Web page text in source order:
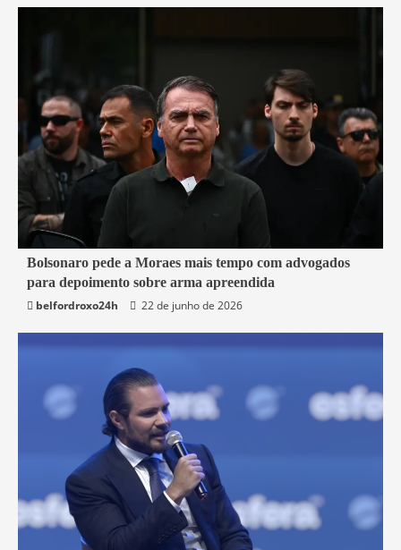
3 min read
Brasil
Bolsonaro pede a Moraes mais tempo com advogados
para depoimento sobre arma apreendida
belfordroxo24h
22 de junho de 2026